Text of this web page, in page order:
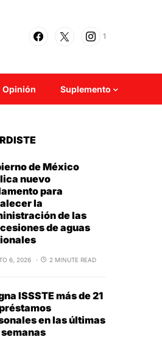
1
Opinión Suplemento
de México
nuevo
para
la
de las
de aguas
6, 2026 2 MINUTE READ
ISSSTE más de 21
en las últimas